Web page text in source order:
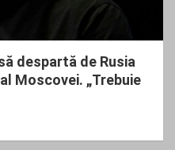
despartă de Rusia
Moscovei. „Trebuie